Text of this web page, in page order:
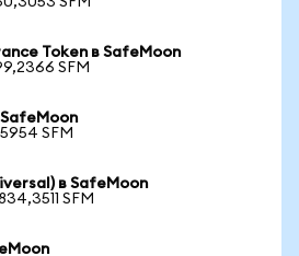
Token в SafeMoon
SFM
SFM
в SafeMoon
SFM